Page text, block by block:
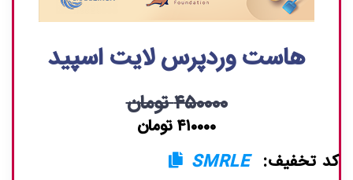
هاست وردپرس لایت اسپید
۴۵۰۰۰۰ تومان
۴۱۰۰۰۰ تومان
کد تخفیف: SMRLE